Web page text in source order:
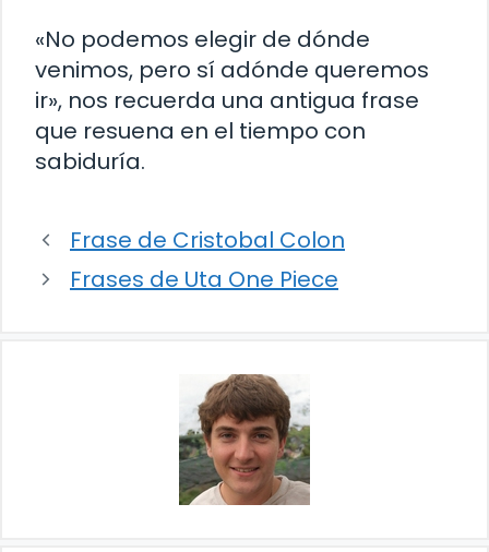
«No podemos elegir de dónde
venimos, pero sí adónde queremos
ir», nos recuerda una antigua frase
que resuena en el tiempo con
sabiduría.
Frase de Cristobal Colon
Frases de Uta One Piece